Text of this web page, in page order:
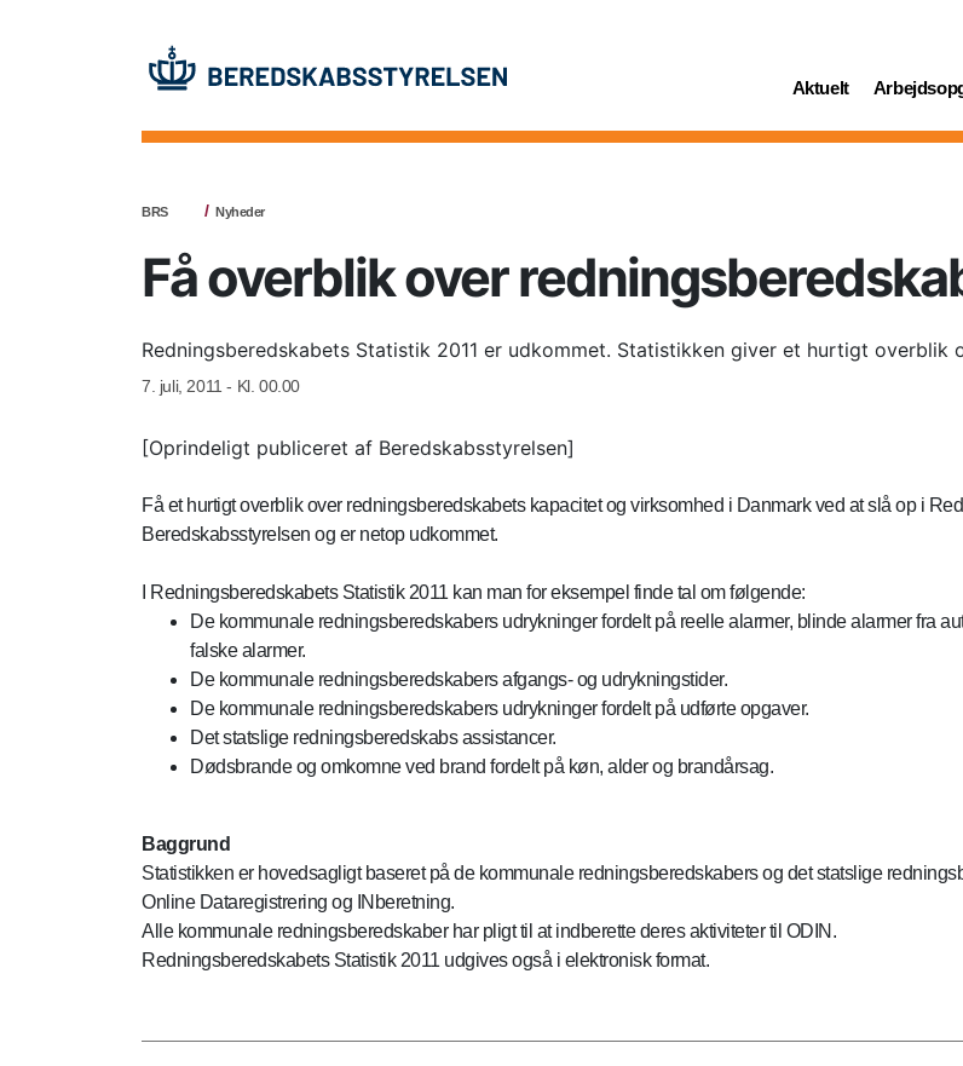
Aktuelt
(current) (current)
BRS Nyheder
Få overblik over
Redningsberedskabets Statistik 2011 er udkommet. Statistikken giver et hurtigt
7. juli, 2011 - Kl. 00.00
[Oprindeligt publiceret af Beredskabsstyrelsen]
Få et hurtigt overblik over redningsberedskabets kapacitet og virksomhed i Danmark ved at slå op i
Beredskabsstyrelsen og er netop udkommet.
I Redningsberedskabets Statistik 2011 kan man for eksempel finde tal om følgende:
De kommunale redningsberedskabers udrykninger fordelt på reelle alarmer, blinde alarmer fra
falske alarmer.
De kommunale redningsberedskabers afgangs- og udrykningstider.
De kommunale redningsberedskabers udrykninger fordelt på udførte opgaver.
Det statslige redningsberedskabs assistancer.
Dødsbrande og omkomne ved brand fordelt på køn, alder og brandårsag.
Baggrund
Statistikken er hovedsagligt baseret på de kommunale redningsberedskabers og det statslige
Online Dataregistrering og INberetning.
Alle kommunale redningsberedskaber har pligt til at indberette deres aktiviteter til ODIN.
Redningsberedskabets Statistik 2011 udgives også i elektronisk format.